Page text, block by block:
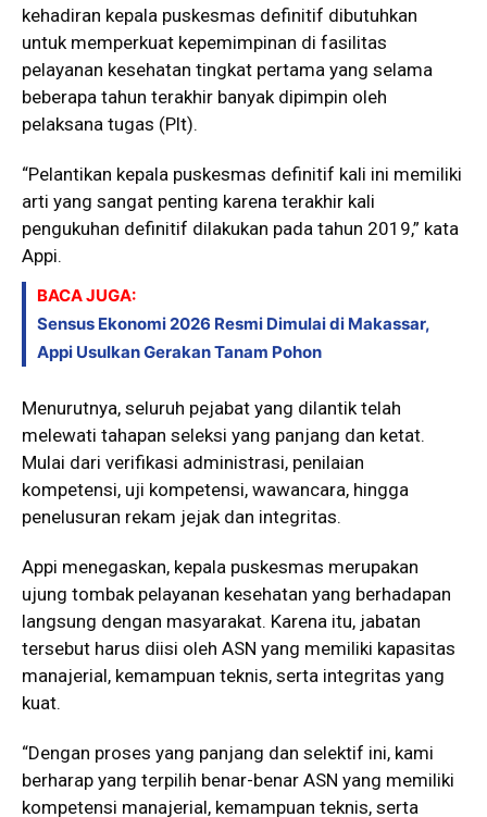
kehadiran kepala puskesmas definitif dibutuhkan
untuk memperkuat kepemimpinan di fasilitas
pelayanan kesehatan tingkat pertama yang selama
beberapa tahun terakhir banyak dipimpin oleh
pelaksana tugas (Plt).
“Pelantikan kepala puskesmas definitif kali ini memiliki
arti yang sangat penting karena terakhir kali
pengukuhan definitif dilakukan pada tahun 2019,” kata
Appi.
BACA JUGA:
Sensus Ekonomi 2026 Resmi Dimulai di Makassar,
Appi Usulkan Gerakan Tanam Pohon
Menurutnya, seluruh pejabat yang dilantik telah
melewati tahapan seleksi yang panjang dan ketat.
Mulai dari verifikasi administrasi, penilaian
kompetensi, uji kompetensi, wawancara, hingga
penelusuran rekam jejak dan integritas.
Appi menegaskan, kepala puskesmas merupakan
ujung tombak pelayanan kesehatan yang berhadapan
langsung dengan masyarakat. Karena itu, jabatan
tersebut harus diisi oleh ASN yang memiliki kapasitas
manajerial, kemampuan teknis, serta integritas yang
kuat.
“Dengan proses yang panjang dan selektif ini, kami
berharap yang terpilih benar-benar ASN yang memiliki
kompetensi manajerial, kemampuan teknis, serta